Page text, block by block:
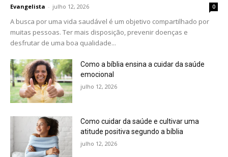
Evangelista - julho 12, 2026 0
A busca por uma vida saudável é um objetivo compartilhado por
muitas pessoas. Ter mais disposição, prevenir doenças e
desfrutar de uma boa qualidade...
Como a bíblia ensina a cuidar da saúde
emocional
julho 12, 2026
Como cuidar da saúde e cultivar uma
atitude positiva segundo a bíblia
julho 12, 2026